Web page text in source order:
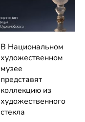
В Национальном
художественном
музее
представят
коллекцию из
художественного
стекла